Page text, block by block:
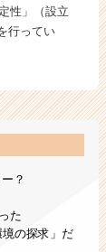
性」（設立
行ってい
？
た
の探求」だ